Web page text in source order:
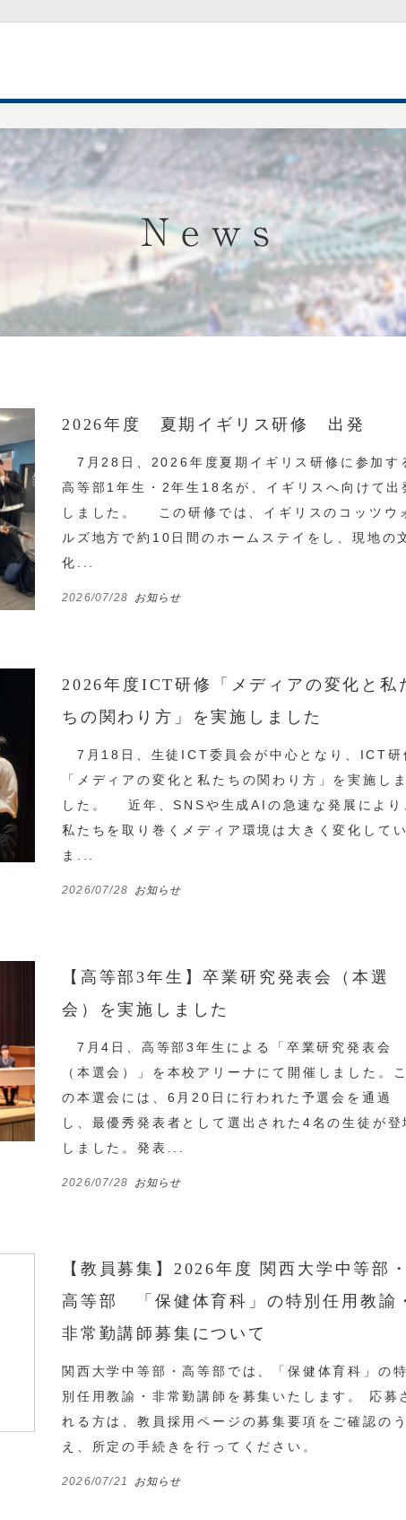
2026年度 夏期イギリス研修 出発
7月28日、2026年度夏期イギリス研修に参加す
高等部1年生・2年生18名が、イギリスへ向けて出
しました。 この研修では、イギリスのコッツウ
ルズ地方で約10日間のホームステイをし、現地の
化...
2026/07/28 お知らせ
2026年度ICT研修「メディアの変化と私
ちの関わり方」を実施しました
7月18日、生徒ICT委員会が中心となり、ICT研
「メディアの変化と私たちの関わり方」を実施しま
した。 近年、SNSや生成AIの急速な発展により
私たちを取り巻くメディア環境は大きく変化してい
ま...
2026/07/28 お知らせ
【高等部3年生】卒業研究発表会（本選
会）を実施しました
7月4日、高等部3年生による「卒業研究発表会
（本選会）」を本校アリーナにて開催しました。こ
の本選会には、6月20日に行われた予選会を通過
し、最優秀発表者として選出された4名の生徒が登
しました。発表...
2026/07/28 お知らせ
【教員募集】2026年度 関西大学中等部・
高等部 「保健体育科」の特別任用教諭
非常勤講師募集について
関西大学中等部・高等部では、「保健体育科」の特
別任用教諭・非常勤講師を募集いたします。 応募
れる方は、教員採用ページの募集要項をご確認のう
え、所定の手続きを行ってください。
2026/07/21 お知らせ